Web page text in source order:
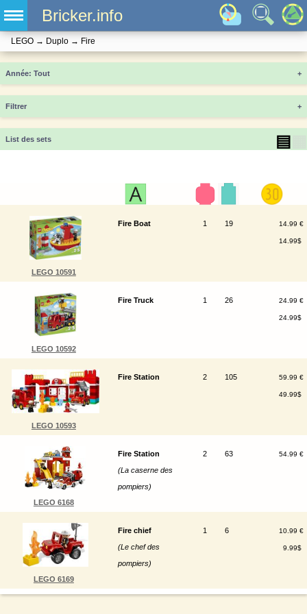
Bricker.info
LEGO → Duplo → Fire
Année +
Filtrer +
List des sets ▤
LEGO 10591
Fire Boat 1 19 14.99 €
14.99$
LEGO 10592
Fire Truck 1 26 24.99 €
24.99$
LEGO 10593
Fire Station 2 105 59.99 €
49.99$
LEGO 6168
Fire Station
(La caserne des
pompiers)
2 63 54.99 €
LEGO 6169
Fire chief
(Le chef des
pompiers)
1 6 10.99 €
9.99$